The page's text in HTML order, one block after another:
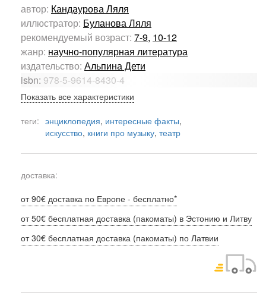
автор: Кандаурова Ляля
иллюстратор: Буланова Ляля
рекомендуемый возраст: 7-9, 10-12
жанр: научно-популярная литература
издательство: Альпина Дети
isbn: 978-5-9614-8430-4
Показать все характеристики
теги: энциклопедия, интересные факты,
искусство, книги про музыку, театр
доставка:
от 90€ доставка по Европе - бесплатно*
от 50€ бесплатная доставка (пакоматы) в Эстонию и Литву
от 30€ бесплатная доставка (пакоматы) по Латвии